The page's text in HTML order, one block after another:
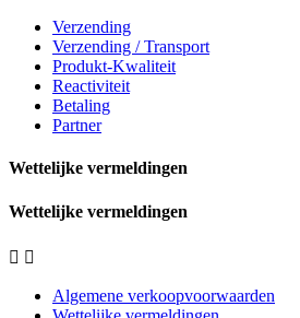
Verzending
Verzending / Transport
Produkt-Kwaliteit
Reactiviteit
Betaling
Partner
Wettelijke vermeldingen
Wettelijke vermeldingen
 
Algemene verkoopvoorwaarden